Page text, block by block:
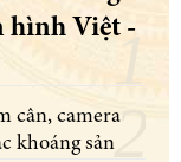
hình Việt -
cân, camera
khoáng sản